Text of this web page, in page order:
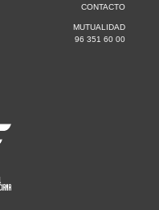
CONTACTO
MUTUALIDAD
96 351 60 00